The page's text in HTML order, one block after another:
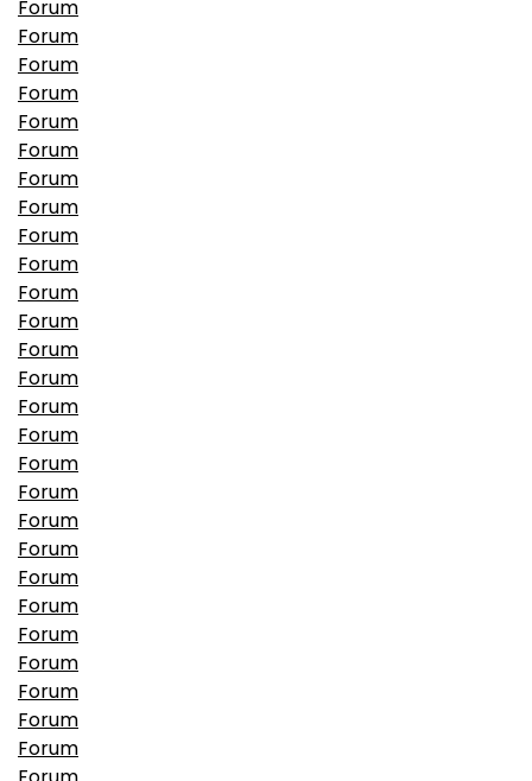
Forum
Forum
Forum
Forum
Forum
Forum
Forum
Forum
Forum
Forum
Forum
Forum
Forum
Forum
Forum
Forum
Forum
Forum
Forum
Forum
Forum
Forum
Forum
Forum
Forum
Forum
Forum